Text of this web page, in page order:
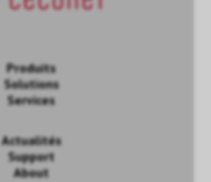
Produits
Solutions
Services
Actualités
Support
About